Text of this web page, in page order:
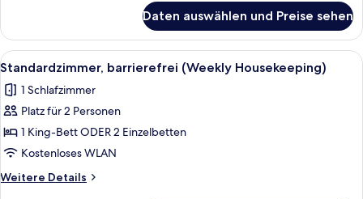
2 Schlafzimmer
(Weekly
Housekeeping)
Daten auswählen und Preise sehen
Alle
Fotos
für
Standardzimmer,
barrierefrei
(Weekly
Housekeeping)
anzeigen
Ein Hotelzimmer mit zwei Betten,
5
Standardzimmer, barrierefrei (Weekly Housekeeping)
1 Schlafzimmer
Platz für 2 Personen
1 King-Bett ODER 2 Einzelbetten
Kostenloses WLAN
Weitere Details
Weitere